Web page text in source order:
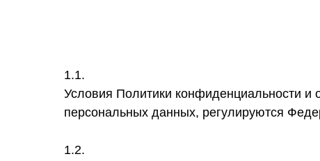
1.1.
Условия Политики конфиденциальности
персональных данных, регулируются
1.2.